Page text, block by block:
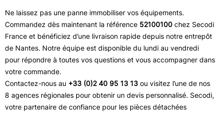
Ne laissez pas une panne immobiliser vos équipements.
Commandez dès maintenant la référence 52100100 chez Secodi
France et bénéficiez d’une livraison rapide depuis notre entrepôt
de Nantes. Notre équipe est disponible du lundi au vendredi
pour répondre à toutes vos questions et vous accompagner dans
votre commande.
Contactez-nous au +33 (0)2 40 95 13 13 ou visitez l’une de nos
8 agences régionales pour obtenir un devis personnalisé. Secodi,
votre partenaire de confiance pour les pièces détachées